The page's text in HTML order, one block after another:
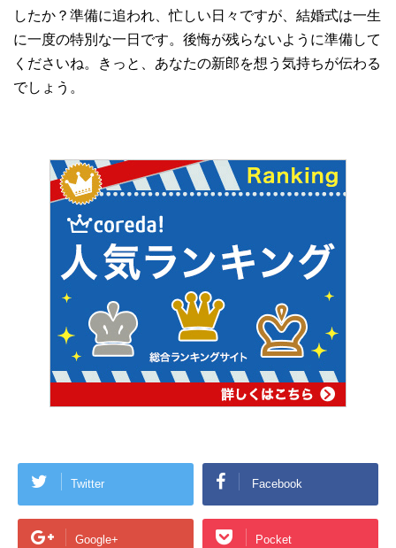
したか？準備に追われ、忙しい日々ですが、結婚式は一生
に一度の特別な一日です。後悔が残らないように準備して
くださいね。きっと、あなたの新郎を想う気持ちが伝わる
でしょう。
Twitter Facebook
Google+ Pocket